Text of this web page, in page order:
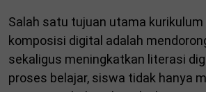
Salah satu tujuan utama
komposisi digital adalah
sekaligus meningkatkan literasi
proses belajar, siswa tidak hanya